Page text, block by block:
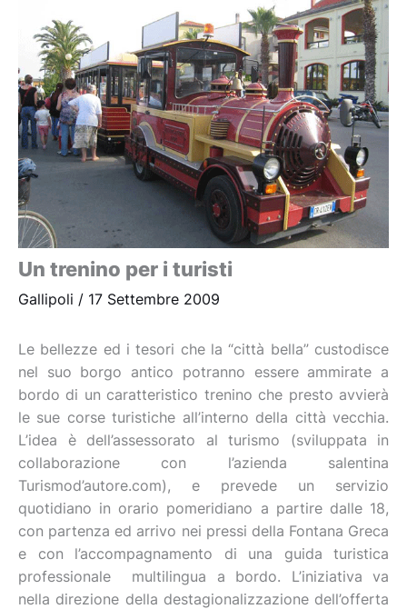
Un trenino per i turisti
Gallipoli / 17 Settembre 2009
Le bellezze ed i tesori che la “città bella” custodisce
nel suo borgo antico potranno essere ammirate a
bordo di un caratteristico trenino che presto avvierà
le sue corse turistiche all’interno della città vecchia.
L’idea è dell’assessorato al turismo (sviluppata in
collaborazione con l’azienda salentina
Turismod’autore.com), e prevede un servizio
quotidiano in orario pomeridiano a partire dalle 18,
con partenza ed arrivo nei pressi della Fontana Greca
e con l’accompagnamento di una guida turistica
professionale multilingua a bordo. L’iniziativa va
nella direzione della destagionalizzazione dell’offerta